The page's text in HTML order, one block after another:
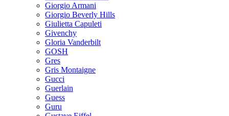
Giorgio Armani
Giorgio Beverly Hills
Giulietta Capuleti
Givenchy
Gloria Vanderbilt
GOSH
Gres
Gris Montaigne
Gucci
Guerlain
Guess
Guru